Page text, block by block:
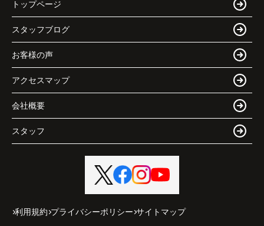
トップページ
スタッフブログ
お客様の声
アクセスマップ
会社概要
スタッフ
利用規約 プライバシーポリシー サイトマップ